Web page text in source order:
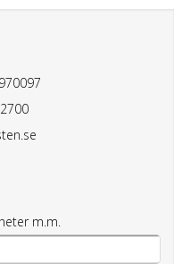
m.m.